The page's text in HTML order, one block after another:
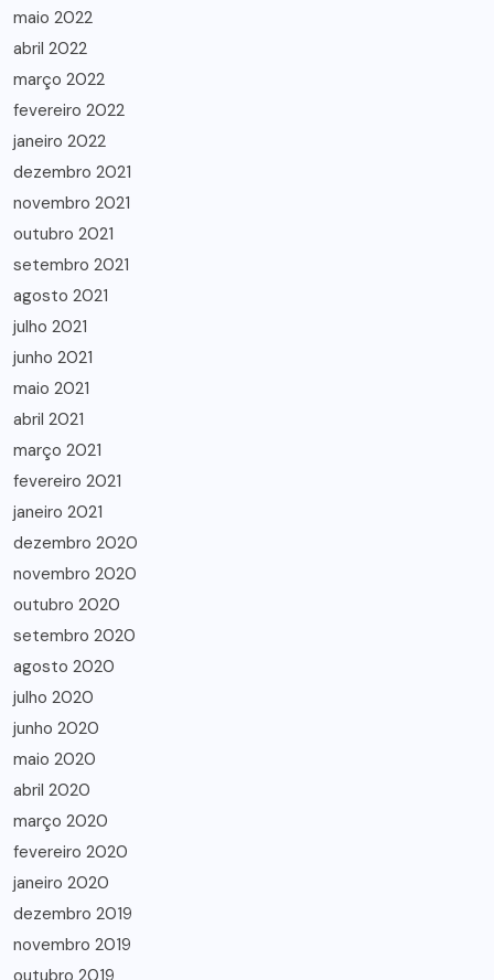
maio 2022
abril 2022
março 2022
fevereiro 2022
janeiro 2022
dezembro 2021
novembro 2021
outubro 2021
setembro 2021
agosto 2021
julho 2021
junho 2021
maio 2021
abril 2021
março 2021
fevereiro 2021
janeiro 2021
dezembro 2020
novembro 2020
outubro 2020
setembro 2020
agosto 2020
julho 2020
junho 2020
maio 2020
abril 2020
março 2020
fevereiro 2020
janeiro 2020
dezembro 2019
novembro 2019